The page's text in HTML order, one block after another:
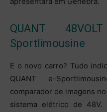
QUANT
Sportlimousine
E o novo carro? Tudo
QUANT e-
comparador de imagens
sistema elétrico de